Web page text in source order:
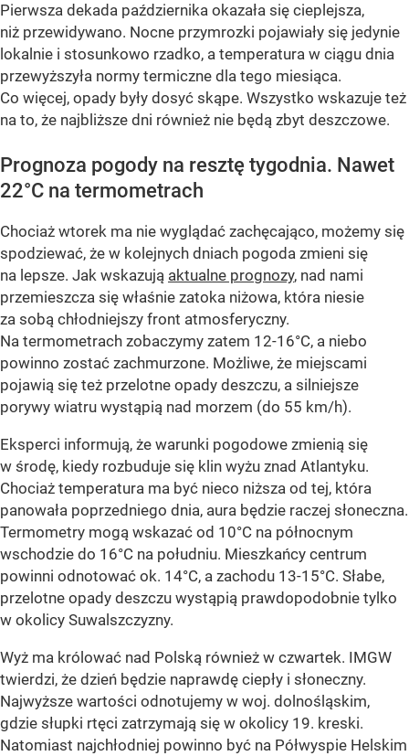
Pierwsza dekada października okazała się cieplejsza,
niż przewidywano. Nocne przymrozki pojawiały się jedynie
lokalnie i stosunkowo rzadko, a temperatura w ciągu dnia
przewyższyła normy termiczne dla tego miesiąca.
Co więcej, opady były dosyć skąpe. Wszystko wskazuje też
na to, że najbliższe dni również nie będą zbyt deszczowe.
Prognoza pogody na resztę tygodnia. Nawet
22°C na termometrach
Chociaż wtorek ma nie wyglądać zachęcająco, możemy się
spodziewać, że w kolejnych dniach pogoda zmieni się
na lepsze. Jak wskazują aktualne prognozy, nad nami
przemieszcza się właśnie zatoka niżowa, która niesie
za sobą chłodniejszy front atmosferyczny.
Na termometrach zobaczymy zatem 12-16°C, a niebo
powinno zostać zachmurzone. Możliwe, że miejscami
pojawią się też przelotne opady deszczu, a silniejsze
porywy wiatru wystąpią nad morzem (do 55 km/h).
Eksperci informują, że warunki pogodowe zmienią się
w środę, kiedy rozbuduje się klin wyżu znad Atlantyku.
Chociaż temperatura ma być nieco niższa od tej, która
panowała poprzedniego dnia, aura będzie raczej słoneczna.
Termometry mogą wskazać od 10°C na północnym
wschodzie do 16°C na południu. Mieszkańcy centrum
powinni odnotować ok. 14°C, a zachodu 13-15°C. Słabe,
przelotne opady deszczu wystąpią prawdopodobnie tylko
w okolicy Suwalszczyzny.
Wyż ma królować nad Polską również w czwartek. IMGW
twierdzi, że dzień będzie naprawdę ciepły i słoneczny.
Najwyższe wartości odnotujemy w woj. dolnośląskim,
gdzie słupki rtęci zatrzymają się w okolicy 19. kreski.
Natomiast najchłodniej powinno być na Półwyspie Helskim